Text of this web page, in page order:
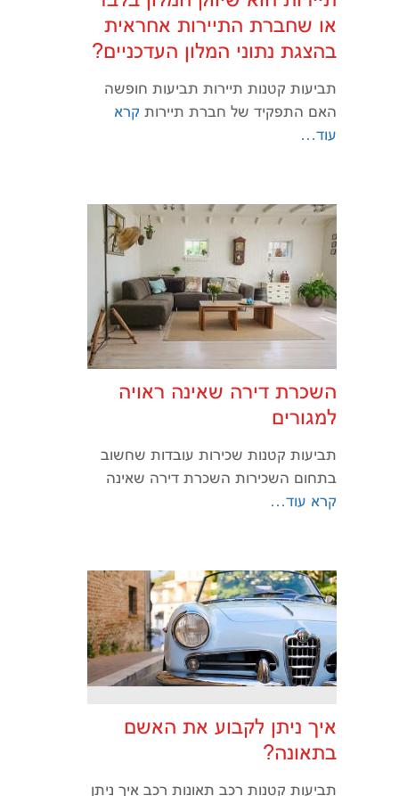
או שחברת התיירות אחראית
בהצגת נתוני המלון העדכניים?
תביעות קטנות תיירות תביעות חופשה
האם התפקיד של חברת תיירות קרא
עוד…
השכרת דירה שאינה ראויה
למגורים
תביעות קטנות שכירות עובדות שחשוב
בתחום השכירות השכרת דירה שאינה
קרא עוד…
איך ניתן לקבוע את האשם
בתאונה?
תביעות קטנות רכב תאונות רכב איך ניתן